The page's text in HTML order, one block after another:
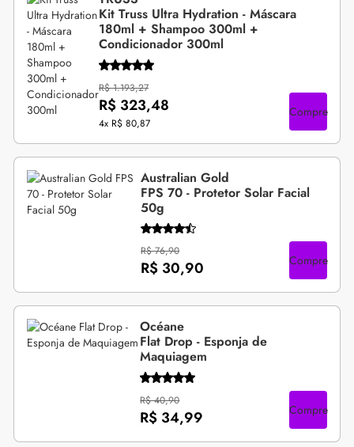
Kit Truss Ultra Hydration - Máscara
180ml + Shampoo 300ml +
Condicionador 300ml
R$ 1.193,27
R$ 323,48
4x R$ 80,87
Compre
Australian Gold
FPS 70 - Protetor Solar Facial
50g
R$ 76,90
R$ 30,90 Compre
Océane
Flat Drop - Esponja de
Maquiagem
R$ 40,90
R$ 34,99 Compre